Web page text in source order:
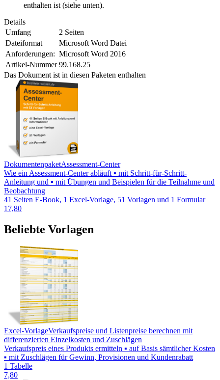
enthalten ist (siehe unten).
Details
Umfang
2 Seiten
Dateiformat
Microsoft Word Datei
Anforderungen: Microsoft Word 2016
Artikel-Nummer 99.168.25
Das Dokument ist in diesen Paketen enthalten
DokumentenpaketAssessment-Center
Wie ein Assessment-Center abläuft ▪ mit Schritt-für-Schritt-
Anleitung und ▪ mit Übungen und Beispielen für die Teilnahme und
Beobachtung
41 Seiten E-Book, 1 Excel-Vorlage, 51 Vorlagen und 1 Formular
17,80
Beliebte Vorlagen
Excel-VorlageVerkaufspreise und Listenpreise berechnen mit
differenzierten Einzelkosten und Zuschlägen
Verkaufspreis eines Produkts ermitteln ▪ auf Basis sämtlicher Kosten
▪ mit Zuschlägen für Gewinn, Provisionen und Kundenrabatt
1 Tabelle
7,80